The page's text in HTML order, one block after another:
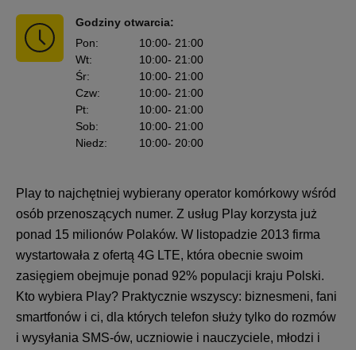
Godziny otwarcia:
Pon: 10:00- 21:00
Wt: 10:00- 21:00
Śr: 10:00- 21:00
Czw: 10:00- 21:00
Pt: 10:00- 21:00
Sob: 10:00- 21:00
Niedz: 10:00- 20:00
Play to najchętniej wybierany operator komórkowy wśród
osób przenoszących numer. Z usług Play korzysta już
ponad 15 milionów Polaków. W listopadzie 2013 firma
wystartowała z ofertą 4G LTE, która obecnie swoim
zasięgiem obejmuje ponad 92% populacji kraju Polski.
Kto wybiera Play? Praktycznie wszyscy: biznesmeni, fani
smartfonów i ci, dla których telefon służy tylko do rozmów
i wysyłania SMS-ów, uczniowie i nauczyciele, młodzi i